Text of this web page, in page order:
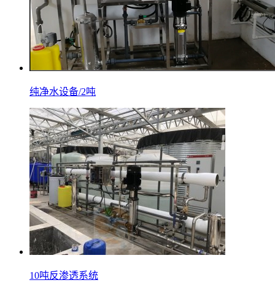
纯净水设备/2吨
10吨反渗透系统